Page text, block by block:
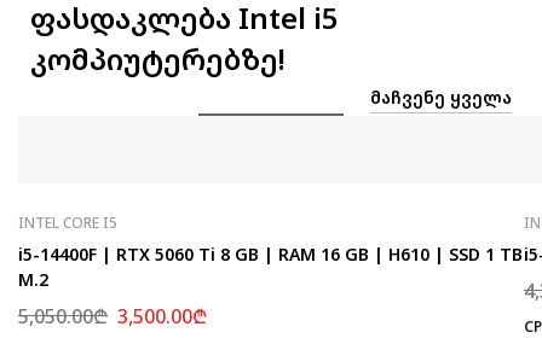
ფასდაკლება Intel i5
კომპიუტერებზე!
ᲛᲐᲩᲕᲔᲜᲔ ᲧᲕᲔᲚᲐ
INTEL CORE I5
i5-14400F | RTX 5060 Ti 8 GB | RAM 16 GB | H610 | SSD 1 TB
M.2
5,050.00₾ 3,500.00₾